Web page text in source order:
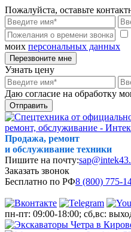
Пожалуйста, оставьте
моих персональных данных
Перезвоните мне
Узнать цену
Даю согласие на обработку
Отправить
Продажа, ремонт
и обслуживание техники
Пишите на почту:
Заказать звонок
Бесплатно по РФ8 (800) 775-
пн-пт: 09:00-18:00; сб,вс: